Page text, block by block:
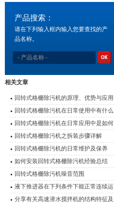
产品搜索：
请在下列输入框内输入您要查找的产
品名称。
相关文章
回转式格栅除污机的原理、优势与应用
回转式格栅除污机在日常使用中有什么
优点？
回转式格栅除污机在日常应用中是如何
运行的？
回转式格栅除污机之拆装步骤详解
回转式格栅除污机的日常维护及保养
如何安装回转式格栅除污机经验总结
回转式格栅除污机噪音范围
液下推进器在下列条件下能正常连续运
行
分享有关高速潜水搅拌机的结构特征及